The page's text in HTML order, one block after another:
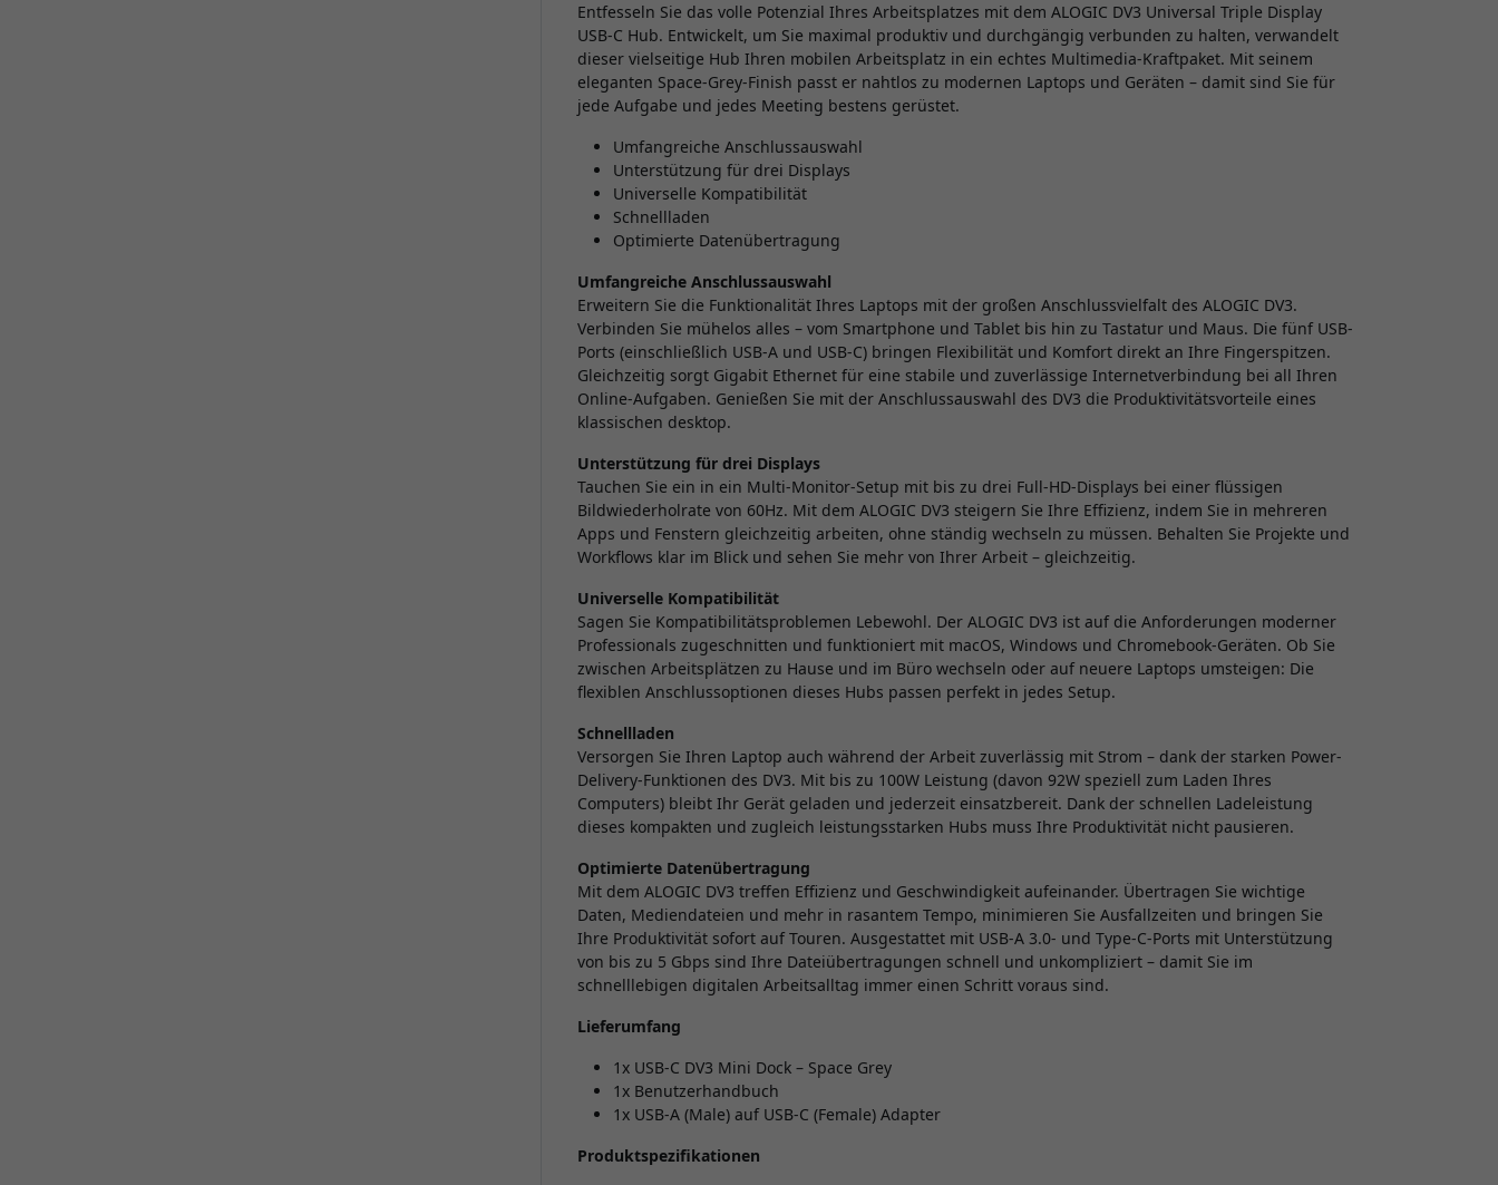
Entfesseln Sie das volle Potenzial Ihres Arbeitsplatzes mit dem ALOGIC DV3 Universal Triple Display
USB-C Hub. Entwickelt, um Sie maximal produktiv und durchgängig verbunden zu halten, verwandelt
dieser vielseitige Hub Ihren mobilen Arbeitsplatz in ein echtes Multimedia-Kraftpaket. Mit seinem
eleganten Space-Grey-Finish passt er nahtlos zu modernen Laptops und Geräten – damit sind Sie für
jede Aufgabe und jedes Meeting bestens gerüstet.
Umfangreiche Anschlussauswahl
Unterstützung für drei Displays
Universelle Kompatibilität
Schnellladen
Optimierte Datenübertragung
Umfangreiche Anschlussauswahl
Erweitern Sie die Funktionalität Ihres Laptops mit der großen Anschlussvielfalt des ALOGIC DV3.
Verbinden Sie mühelos alles – vom Smartphone und Tablet bis hin zu Tastatur und Maus. Die fünf USB-
Ports (einschließlich USB-A und USB-C) bringen Flexibilität und Komfort direkt an Ihre Fingerspitzen.
Gleichzeitig sorgt Gigabit Ethernet für eine stabile und zuverlässige Internetverbindung bei all Ihren
Online-Aufgaben. Genießen Sie mit der Anschlussauswahl des DV3 die Produktivitätsvorteile eines
klassischen desktop.
Unterstützung für drei Displays
Tauchen Sie ein in ein Multi-Monitor-Setup mit bis zu drei Full-HD-Displays bei einer flüssigen
Bildwiederholrate von 60Hz. Mit dem ALOGIC DV3 steigern Sie Ihre Effizienz, indem Sie in mehreren
Apps und Fenstern gleichzeitig arbeiten, ohne ständig wechseln zu müssen. Behalten Sie Projekte und
Workflows klar im Blick und sehen Sie mehr von Ihrer Arbeit – gleichzeitig.
Universelle Kompatibilität
Sagen Sie Kompatibilitätsproblemen Lebewohl. Der ALOGIC DV3 ist auf die Anforderungen moderner
Professionals zugeschnitten und funktioniert mit macOS, Windows und Chromebook-Geräten. Ob Sie
zwischen Arbeitsplätzen zu Hause und im Büro wechseln oder auf neuere Laptops umsteigen: Die
flexiblen Anschlussoptionen dieses Hubs passen perfekt in jedes Setup.
Schnellladen
Versorgen Sie Ihren Laptop auch während der Arbeit zuverlässig mit Strom – dank der starken Power-
Delivery-Funktionen des DV3. Mit bis zu 100W Leistung (davon 92W speziell zum Laden Ihres
Computers) bleibt Ihr Gerät geladen und jederzeit einsatzbereit. Dank der schnellen Ladeleistung
dieses kompakten und zugleich leistungsstarken Hubs muss Ihre Produktivität nicht pausieren.
Optimierte Datenübertragung
Mit dem ALOGIC DV3 treffen Effizienz und Geschwindigkeit aufeinander. Übertragen Sie wichtige
Daten, Mediendateien und mehr in rasantem Tempo, minimieren Sie Ausfallzeiten und bringen Sie
Ihre Produktivität sofort auf Touren. Ausgestattet mit USB-A 3.0- und Type-C-Ports mit Unterstützung
von bis zu 5 Gbps sind Ihre Dateiübertragungen schnell und unkompliziert – damit Sie im
schnelllebigen digitalen Arbeitsalltag immer einen Schritt voraus sind.
Lieferumfang
1x USB-C DV3 Mini Dock – Space Grey
1x Benutzerhandbuch
1x USB-A (Male) auf USB-C (Female) Adapter
Produktspezifikationen